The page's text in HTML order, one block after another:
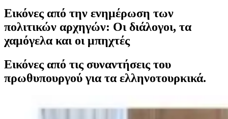
Εικόνες από την ενημέρωση των
πολιτικών αρχηγών: Οι διάλογοι, τα
χαμόγελα και οι μπηχτές
Εικόνες από τις συναντήσεις του
πρωθυπουργού για τα ελληνοτουρκικά.